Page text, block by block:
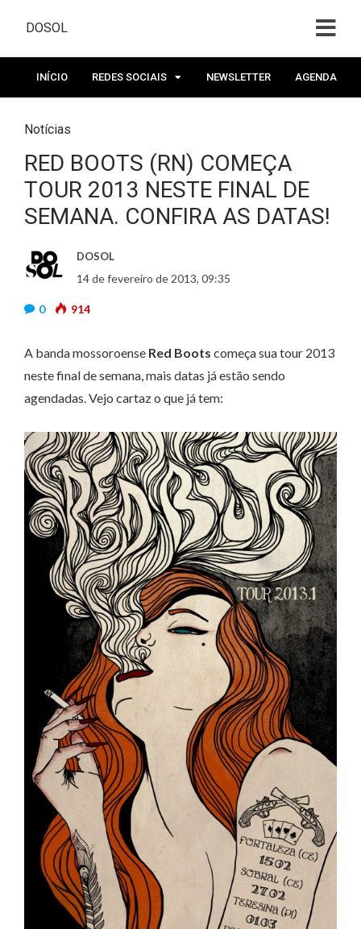
DOSOL
INÍCIO REDES SOCIAIS NEWSLETTER AGENDA
Notícias
RED BOOTS (RN) COMEÇA
TOUR 2013 NESTE FINAL DE
SEMANA. CONFIRA AS DATAS!
DOSOL
14 de fevereiro de 2013, 09:35
0 914
A banda mossoroense Red Boots começa sua tour 2013
neste final de semana, mais datas já estão sendo
agendadas. Vejo cartaz o que já tem: